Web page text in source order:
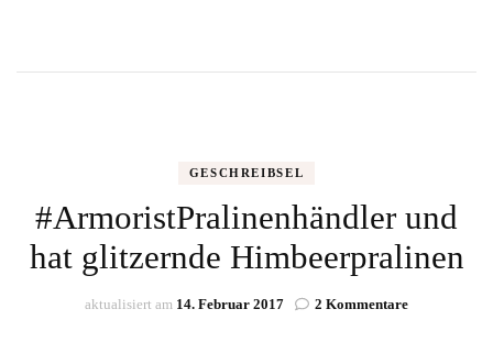
GESCHREIBSEL
#ArmoristPralinenhändler und
hat glitzernde Himbeerpralinen
aktualisiert am 14. Februar 2017 2 Kommentarezu